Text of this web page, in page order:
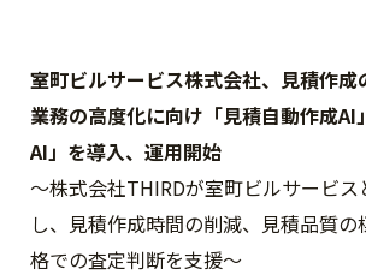
室町ビルサービス株式会社、見積作成
業務の高度化に向け「見積自動作成AI
AI」を導入、運用開始
～株式会社THIRDが室町ビルサービス
し、見積作成時間の削減、見積品質
格での査定判断を支援～